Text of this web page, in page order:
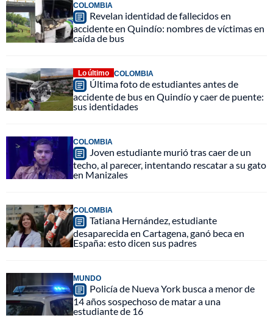
COLOMBIA
Revelan identidad de fallecidos en
accidente en Quindío: nombres de víctimas en
caída de bus
Lo último COLOMBIA
Última foto de estudiantes antes de
accidente de bus en Quindío y caer de puente:
sus identidades
COLOMBIA
Joven estudiante murió tras caer de un
techo, al parecer, intentando rescatar a su gato
en Manizales
COLOMBIA
Tatiana Hernández, estudiante
desaparecida en Cartagena, ganó beca en
España: esto dicen sus padres
MUNDO
Policía de Nueva York busca a menor de
14 años sospechoso de matar a una
estudiante de 16